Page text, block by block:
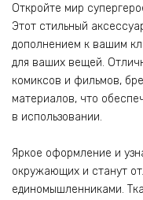
Откройте мир
Этот стильный
дополнением к вашим
для ваших вещей.
комиксов и фильмов,
материалов, что
в использовании.
Яркое оформление и
окружающих и станут
единомышленниками.